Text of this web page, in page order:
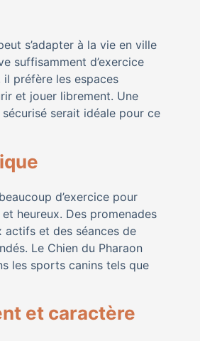
s’adapter à la vie en ville
suffisamment d’exercice
préfère les espaces
et jouer librement. Une
serait idéale pour ce
d’exercice pour
heureux. Des promenades
actifs et des séances de
Le Chien du Pharaon
les sports canins tels que
et caractère